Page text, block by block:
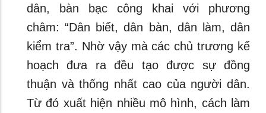
dân, bàn bạc công khai với phương
châm: “Dân biết, dân bàn, dân làm, dân
kiểm tra”. Nhờ vậy mà các chủ trương kế
hoạch đưa ra đều tạo được sự đồng
thuận và thống nhất cao của người dân.
Từ đó xuất hiện nhiều mô hình, cách làm